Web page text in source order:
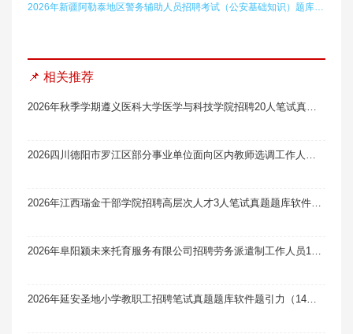
2026年新疆阿勒泰地区警务辅助人员招聘考试（公安基础知识）题库软件题引力
📌 相关推荐